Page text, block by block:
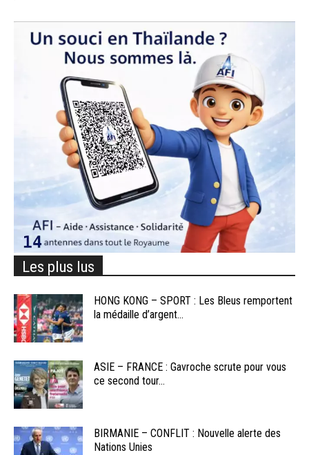
Les plus lus
HONG KONG – SPORT : Les Bleus remportent
la médaille d’argent...
ASIE – FRANCE : Gavroche scrute pour vous
ce second tour...
BIRMANIE – CONFLIT : Nouvelle alerte des
Nations Unies